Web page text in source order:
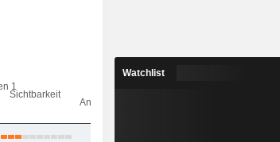
1
Sichtbarkeit
Analysten
Watchlist